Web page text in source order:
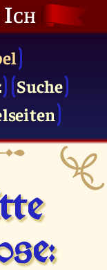
Ich
Suche